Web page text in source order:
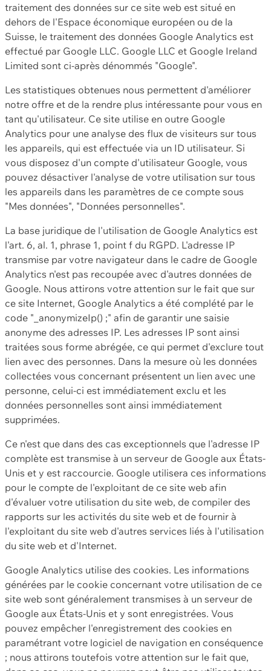
traitement des données sur ce site web est situé en
dehors de l'Espace économique européen ou de la
Suisse, le traitement des données Google Analytics est
effectué par Google LLC. Google LLC et Google Ireland
Limited sont ci-après dénommés "Google".
Les statistiques obtenues nous permettent d'améliorer
notre offre et de la rendre plus intéressante pour vous en
tant qu'utilisateur. Ce site utilise en outre Google
Analytics pour une analyse des flux de visiteurs sur tous
les appareils, qui est effectuée via un ID utilisateur. Si
vous disposez d'un compte d'utilisateur Google, vous
pouvez désactiver l'analyse de votre utilisation sur tous
les appareils dans les paramètres de ce compte sous
"Mes données", "Données personnelles".
La base juridique de l'utilisation de Google Analytics est
l'art. 6, al. 1, phrase 1, point f du RGPD. L'adresse IP
transmise par votre navigateur dans le cadre de Google
Analytics n'est pas recoupée avec d'autres données de
Google. Nous attirons votre attention sur le fait que sur
ce site Internet, Google Analytics a été complété par le
code "_anonymizeIp() ;" afin de garantir une saisie
anonyme des adresses IP. Les adresses IP sont ainsi
traitées sous forme abrégée, ce qui permet d'exclure tout
lien avec des personnes. Dans la mesure où les données
collectées vous concernant présentent un lien avec une
personne, celui-ci est immédiatement exclu et les
données personnelles sont ainsi immédiatement
supprimées.
Ce n'est que dans des cas exceptionnels que l'adresse IP
complète est transmise à un serveur de Google aux États-
Unis et y est raccourcie. Google utilisera ces informations
pour le compte de l'exploitant de ce site web afin
d'évaluer votre utilisation du site web, de compiler des
rapports sur les activités du site web et de fournir à
l'exploitant du site web d'autres services liés à l'utilisation
du site web et d'Internet.
Google Analytics utilise des cookies. Les informations
générées par le cookie concernant votre utilisation de ce
site web sont généralement transmises à un serveur de
Google aux États-Unis et y sont enregistrées. Vous
pouvez empêcher l'enregistrement des cookies en
paramétrant votre logiciel de navigation en conséquence
; nous attirons toutefois votre attention sur le fait que,